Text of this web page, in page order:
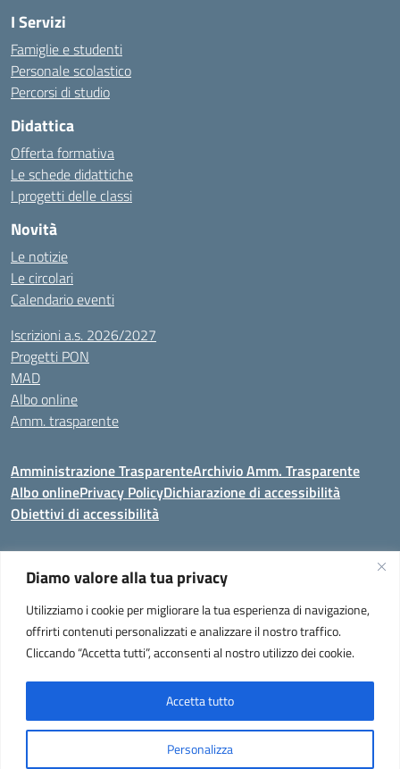
Diamo valore alla tua privacy
Utilizziamo i cookie per migliorare la tua esperienza di navigazione,
offrirti contenuti personalizzati e analizzare il nostro traffico.
Cliccando “Accetta tutti”, acconsenti al nostro utilizzo dei cookie.
Personalizza
Accetta tutto
I Servizi
Famiglie e studenti
Personale scolastico
Percorsi di studio
Didattica
Offerta formativa
Le schede didattiche
I progetti delle classi
Novità
Le notizie
Le circolari
Calendario eventi
Iscrizioni a.s. 2026/2027
Progetti PON
MAD
Albo online
Amm. trasparente
Amministrazione TrasparenteArchivio Amm. Trasparente
Albo onlinePrivacy PolicyDichiarazione di accessibilità
Obiettivi di accessibilità
Codice meccanografico:VEIC859007
Istituto Comprensivo di Portogruaro e Fossalta di Portogruaro- Via
Liguria 32, Portogruaro 30026 (VENEZIA)
Tel. +39 0421 273251 oppure +39 0421 273280
univoco fatturazione elettronica (CUF): UF2QG9 -
Idea e progetto di Designers Italia